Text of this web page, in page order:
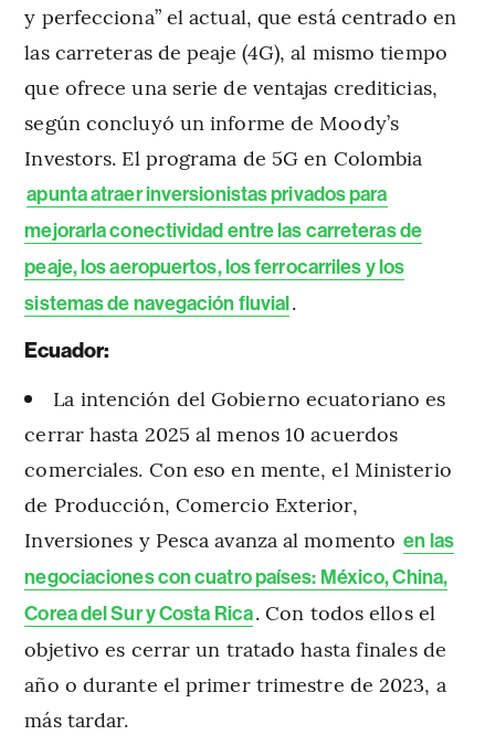
y perfecciona” el actual, que está centrado en
las carreteras de peaje (4G), al mismo tiempo
que ofrece una serie de ventajas crediticias,
según concluyó un informe de Moody’s
Investors. El programa de 5G en Colombia
apunta atraer inversionistas privados para
mejorarla conectividad entre las carreteras de
peaje, los aeropuertos, los ferrocarriles y los
sistemas de navegación fluvial.
Ecuador:
La intención del Gobierno ecuatoriano es
cerrar hasta 2025 al menos 10 acuerdos
comerciales. Con eso en mente, el Ministerio
de Producción, Comercio Exterior,
Inversiones y Pesca avanza al momento en las
negociaciones con cuatro países: México, China,
Corea del Sur y Costa Rica. Con todos ellos el
objetivo es cerrar un tratado hasta finales de
año o durante el primer trimestre de 2023, a
más tardar.